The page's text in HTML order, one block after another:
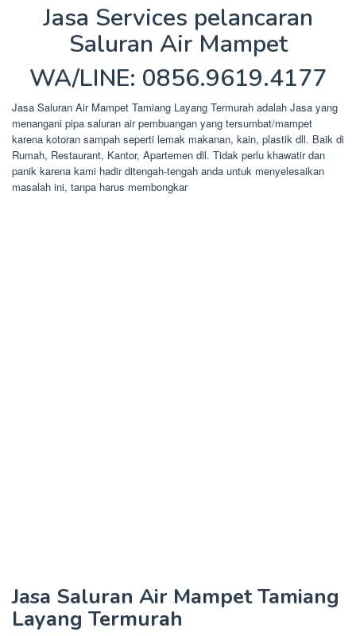
Jasa Services pelancaran
Saluran Air Mampet
WA/LINE: 0856.9619.4177
Jasa Saluran Air Mampet Tamiang Layang Termurah adalah Jasa yang
menangani pipa saluran air pembuangan yang tersumbat/mampet
karena kotoran sampah seperti lemak makanan, kain, plastik dll. Baik di
Rumah, Restaurant, Kantor, Apartemen dll. Tidak perlu khawatir dan
panik karena kami hadir ditengah-tengah anda untuk menyelesaikan
masalah ini, tanpa harus membongkar
Jasa Saluran Air Mampet Tamiang
Layang Termurah